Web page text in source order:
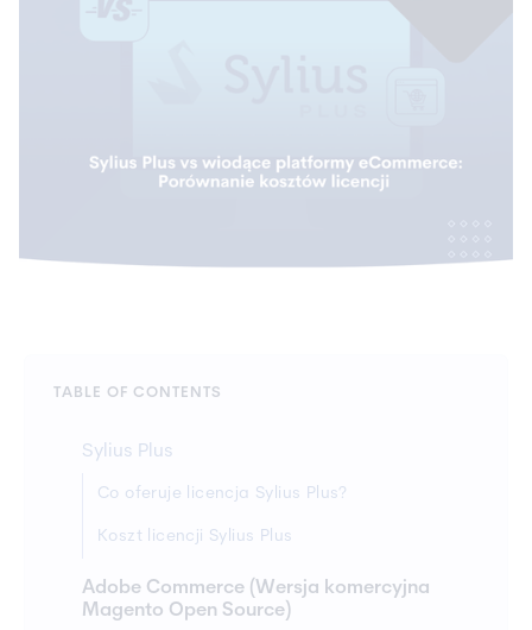
TABLE OF CONTENTS
Sylius Plus
Co oferuje licencja Sylius Plus?
Koszt licencji Sylius Plus
Adobe Commerce (Wersja komercyjna
Magento Open Source)